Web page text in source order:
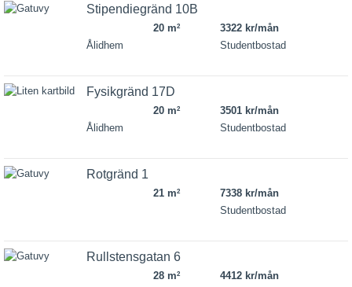
Stipendiegränd 10B
20 m2
3322 kr/mån
Ålidhem
Studentbostad
Fysikgränd 17D
20 m2
3501 kr/mån
Ålidhem
Studentbostad
Rotgränd 1
21 m2
7338 kr/mån
Studentbostad
Rullstensgatan 6
28 m2
4412 kr/mån